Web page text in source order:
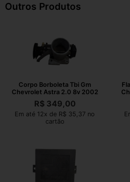
Outros Produtos
Corpo Borboleta Tbi Gm
Chevrolet Astra 2.0 8v 2002
R$349,00
Em até 12x de R$ 35,37 no
cartão